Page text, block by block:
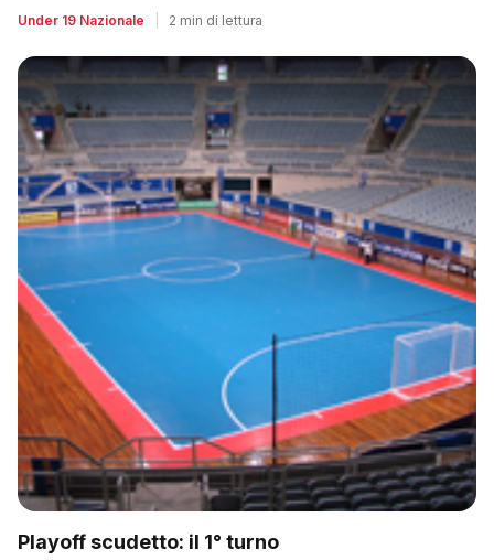
Under 19 Nazionale 2 min di lettura
Playoff scudetto: il 1° turno